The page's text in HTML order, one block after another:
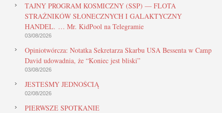
TAJNY PROGRAM KOSMICZNY (SSP) — FLOTA
STRAŻNIKÓW SŁONECZNYCH I GALAKTYCZNY
HANDEL. … Mr. KidPool na Telegramie
03/08/2026
Opiniotwórcza: Notatka Sekretarza Skarbu USA Bessenta w Camp
David udowadnia, że “Koniec jest bliski”
03/08/2026
JESTEŚMY JEDNOŚCIĄ
02/08/2026
PIERWSZE SPOTKANIE